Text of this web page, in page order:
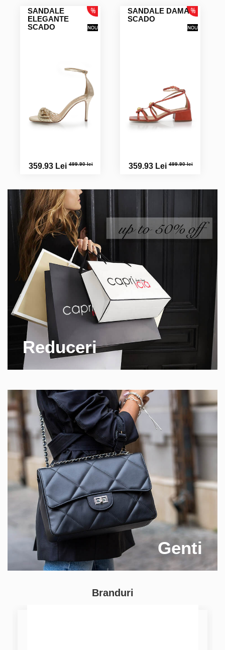
SANDALE
ELEGANTE
SCADO
359.93 Lei499.90 lei
SANDALE DAMA
SCADO
359.93 Lei499.90 lei
Reduceri
Genti
Branduri